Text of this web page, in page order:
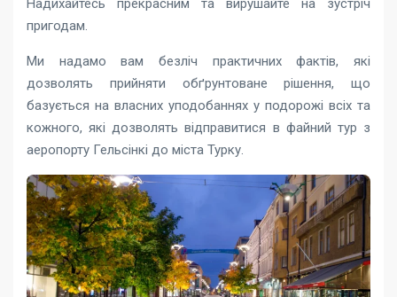
Надихайтесь прекрасним та вирушайте на зустріч
пригодам.
Ми надамо вам безліч практичних фактів, які
дозволять прийняти обґрунтоване рішення, що
базується на власних уподобаннях у подорожі всіх та
кожного, які дозволять відправитися в файний тур з
аеропорту Гельсінкі до міста Турку.